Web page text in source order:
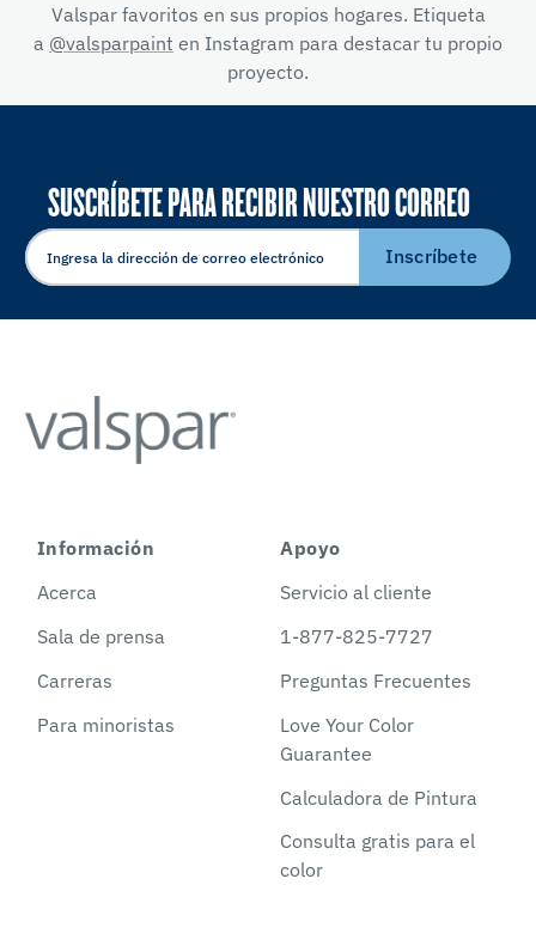
Valspar favoritos en sus propios hogares. Etiqueta
a @valsparpaint en Instagram para destacar tu propio
proyecto.
SUSCRÍBETE PARA RECIBIR NUESTRO CORREO
ELECTRÓNICO
Inscríbete
Información
Acerca
Sala de prensa
Carreras
Para minoristas
Apoyo
Servicio al cliente
1-877-825-7727
Preguntas Frecuentes
Love Your Color
Guarantee
Calculadora de Pintura
Consulta gratis para el
color